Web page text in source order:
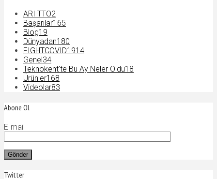
ARI TTO2
Başarılar165
Blog19
Dünyadan180
FIGHTCOVID1914
Genel 34
Teknokent'te Bu Ay Neler Oldu18
Ürünler168
Videolar83
Abone Ol
E-mail
Twitter